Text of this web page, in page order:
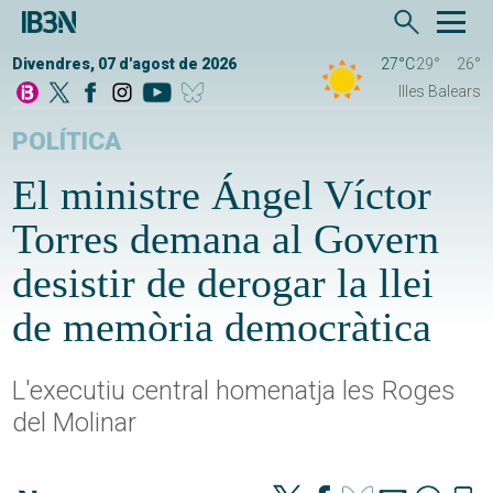
Divendres, 07 d'agost de 2026 27°C29°
26°
Illes Balears
POLÍTICA
El ministre Ángel Víctor
Torres demana al Govern
desistir de derogar la llei
de memòria democràtica
L'executiu central homenatja les Roges
del Molinar